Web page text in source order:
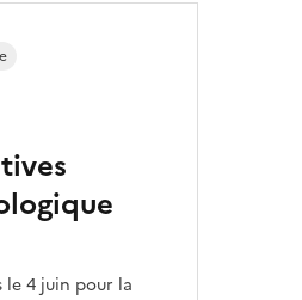
le 4 juin pour la